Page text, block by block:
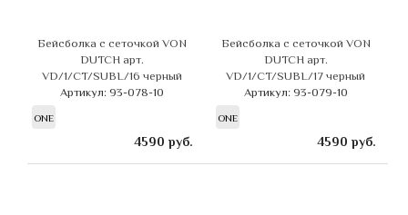
Бейсболка с сеточкой VON
DUTCH арт.
VD/1/CT/SUBL/16 черный
Артикул: 93-078-10
ONE
4590 руб.
Бейсболка с сеточкой VON
DUTCH арт.
VD/1/CT/SUBL/17 черный
Артикул: 93-079-10
ONE
4590 руб.